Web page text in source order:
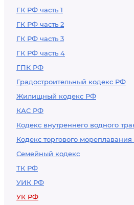
ГК РФ часть 1
ГК РФ часть 2
ГК РФ часть 3
ГК РФ часть 4
ГПК РФ
Градостроительный кодекс РФ
Жилищный кодекс РФ
КАС РФ
Кодекс внутреннего водного
Кодекс торгового
Семейный кодекс
ТК РФ
УИК РФ
УК РФ